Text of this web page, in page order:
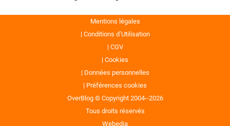
Mentions légales
Conditions d’Utilisation
CGV
Cookies
Données personnelles
Préférences cookies
OverBlog © Copyright 2004--2026
Tous droits réservés
Webedia